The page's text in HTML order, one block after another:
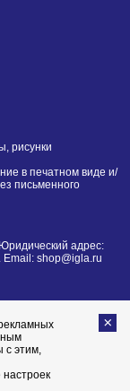
рисунки
в печатном виде и/
письменного
адрес:
Email: shop@igla.ru
с этим,